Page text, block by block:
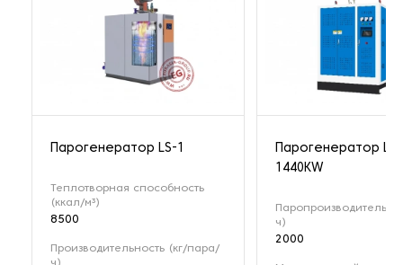
Парогенератор LS-1
Теплотворная способность
(ккал/м³)
8500
Производительность (кг/пара/
ч)
Парогенератор
1440KW
ч)
2000